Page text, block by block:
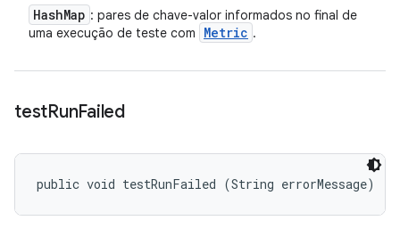
HashMap : pares de chave-valor informados no final de
uma execução de teste com
Metric .
testRunFailed
public void testRunFailed (String errorMessage)